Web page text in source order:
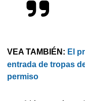
VEA TAMBIÉN: El
entrada de tropas
permiso